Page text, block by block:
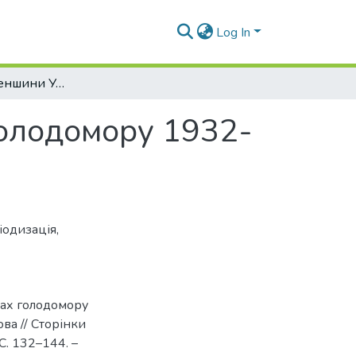
Log In
Національні меншини України в умовах голодомору 1932-1933 рр.: історіографія проблеми
1932-
,
голодомору
// Сторінки
132–144. –